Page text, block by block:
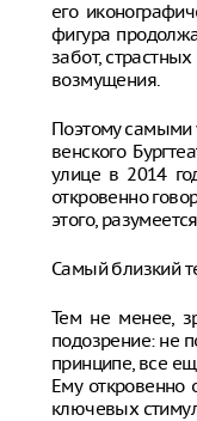
его
фигура
забот,
возмущения.
Поэтому самыми
венского
улице в 2014
откровенно
этого,
Самый близкий
Тем не менее,
подозрение: не
принципе, все
Ему откровенно
ключевых